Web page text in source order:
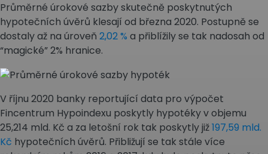
Průměrné úrokové sazby skutečně poskytnutých
hypotečních úvěrů klesají od března 2020. Postupně se
dostaly až na úroveň 2,02 % a přiblížily se tak nadosah od
“magické” 2% hranice.
V říjnu 2020 banky reportující data pro výpočet
Fincentrum Hypoindexu poskytly hypotéky v objemu
25,214 mld. Kč a za letošní rok tak poskytly již197,59 mld.
Kč hypotečních úvěrů. Přibližují se tak stále více